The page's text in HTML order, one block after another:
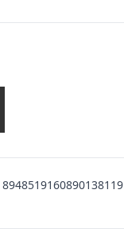
8948519160890138119